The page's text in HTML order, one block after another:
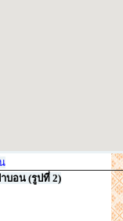
บอน (รูปที่ 2)